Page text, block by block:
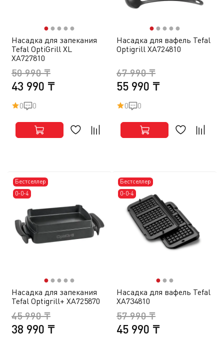
●● ● ● ●
Насадка для запекания
Tefal OptiGrill XL
XA727810
43 990 ₸
50 990 ₸
0 0
●● ● ● ●
Насадка для вафель Tefal
Optigrill XA724810
55 990 ₸
67 990 ₸
0 0
Бестселлер
0-0-4
●● ● ● ●
Насадка для запекания
Tefal Optigrill+ XA725870
38 990 ₸
45 990 ₸
Бестселлер
0-0-4
●● ●
Насадка для вафель Tefal
XA734810
45 990 ₸
57 990 ₸